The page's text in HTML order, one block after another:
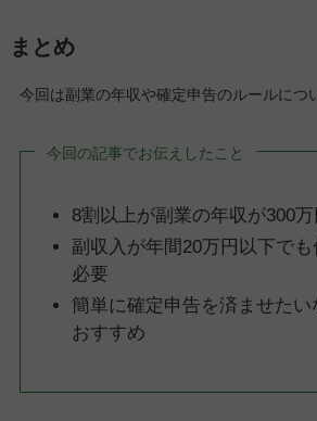
まとめ
今回は副業の年収や確定申告のルールにつ
今回の記事でお伝えしたこと
8割以上が副業の年収が300
副収入が年間20万円以下で
必要
簡単に確定申告を済ませた
おすすめ